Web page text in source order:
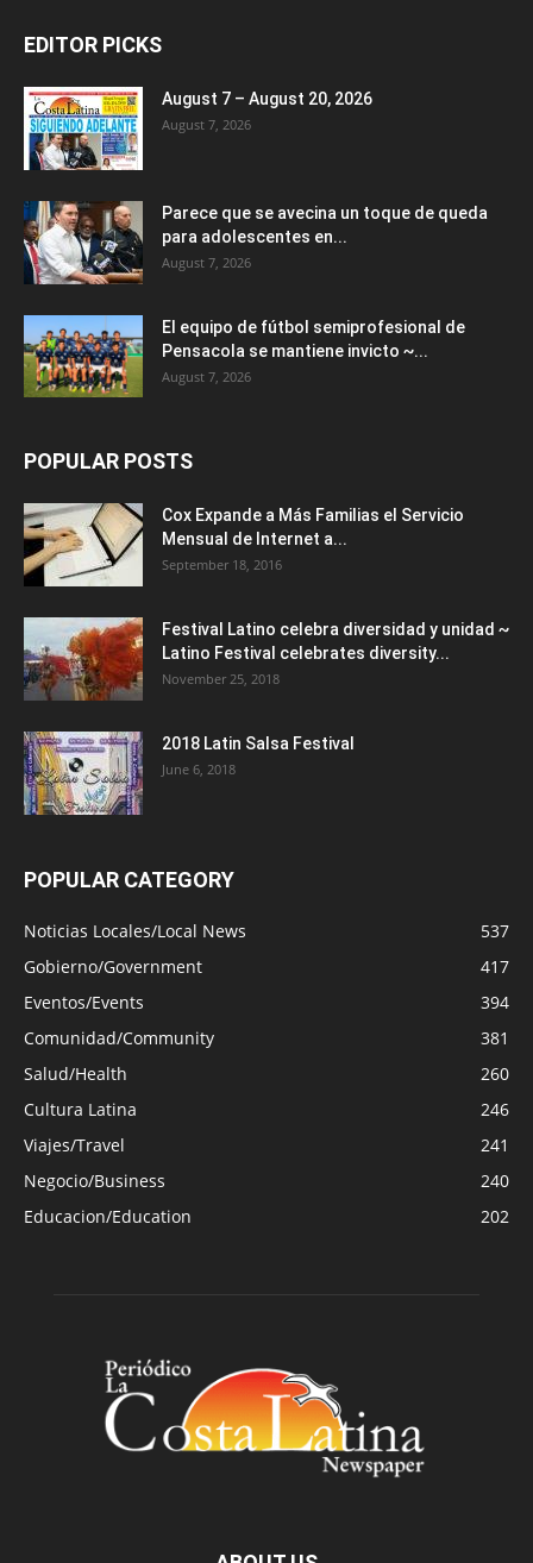
EDITOR PICKS
August 7 – August 20, 2026
August 7, 2026
Parece que se avecina un toque de queda
para adolescentes en...
August 7, 2026
El equipo de fútbol semiprofesional de
Pensacola se mantiene invicto ~...
August 7, 2026
POPULAR POSTS
Cox Expande a Más Familias el Servicio
Mensual de Internet a...
September 18, 2016
Festival Latino celebra diversidad y unidad ~
Latino Festival celebrates diversity...
November 25, 2018
2018 Latin Salsa Festival
June 6, 2018
POPULAR CATEGORY
Noticias Locales/Local News
537
Gobierno/Government
417
Eventos/Events
394
Comunidad/Community
381
Salud/Health
260
Cultura Latina
246
Viajes/Travel
241
Negocio/Business
240
Educacion/Education
202